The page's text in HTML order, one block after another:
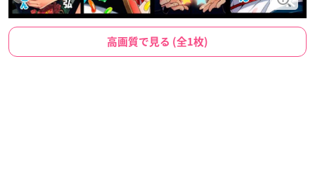
高画質で見る (全1枚)